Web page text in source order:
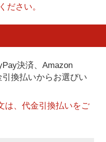
ださい。
決済、Amazon
引換払いからお選びい
は、代金引換払いをご